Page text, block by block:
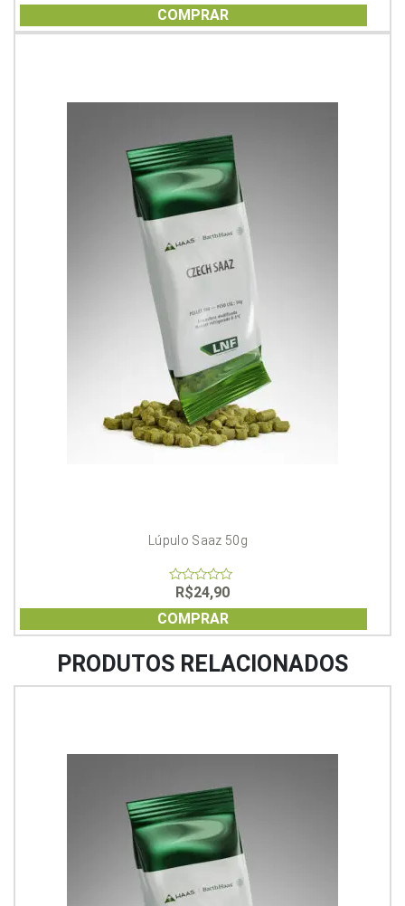
of
5
COMPRAR
Lúpulo Saaz 50g
out
of
5
R$24,90
COMPRAR
PRODUTOS RELACIONADOS